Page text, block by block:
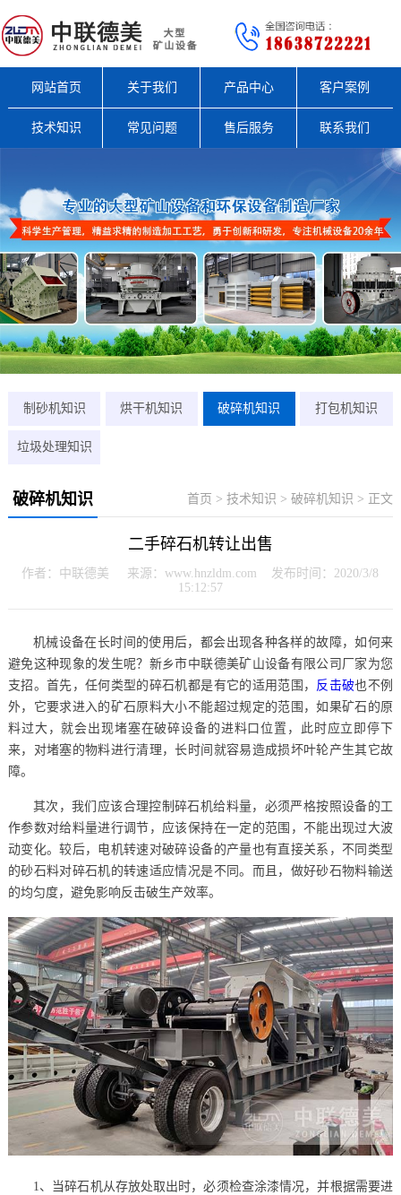
网站首页 关于我们 产品中心 客户案例
技术知识 常见问题 售后服务 联系我们
制砂机知识 烘干机知识 破碎机知识 打包机知识
垃圾处理知识
首页 >技术知识 >破碎机知识 > 正文
破碎机知识
二手碎石机转让出售
作者：中联德美 来源：www.hnzldm.com 发布时间：2020/3/8
15:12:57
机械设备在长时间的使用后，都会出现各种各样的故障，如何来
避免这种现象的发生呢？新乡市中联德美矿山设备有限公司厂家为您
支招。首先，任何类型的碎石机都是有它的适用范围， 反击破也不例
外，它要求进入的矿石原料大小不能超过规定的范围，如果矿石的原
料过大，就会出现堵塞在破碎设备的进料口位置，此时应立即停下
来，对堵塞的物料进行清理，长时间就容易造成损坏叶轮产生其它故
障。
其次，我们应该合理控制碎石机给料量，必须严格按照设备的工
作参数对给料量进行调节，应该保持在一定的范围，不能出现过大波
动变化。较后，电机转速对破碎设备的产量也有直接关系，不同类型
的砂石料对碎石机的转速适应情况是不同。而且，做好砂石物料输送
的均匀度，避免影响反击破生产效率。
1、当碎石机从存放处取出时，必须检查涂漆情况，并根据需要进